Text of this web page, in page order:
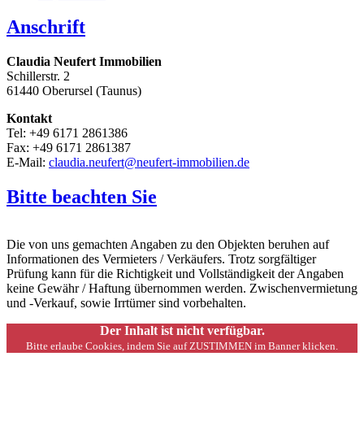
Anschrift
Claudia Neufert Immobilien
Schillerstr. 2
61440 Oberursel (Taunus)
Kontakt
Tel: +49 6171 2861386
Fax: +49 6171 2861387
E-Mail: claudia.neufert@neufert-immobilien.de
Bitte beachten Sie
Die von uns gemachten Angaben zu den Objekten beruhen auf
Informationen des Vermieters / Verkäufers. Trotz sorgfältiger
Prüfung kann für die Richtigkeit und Vollständigkeit der Angaben
keine Gewähr / Haftung übernommen werden. Zwischenvermietung
und -Verkauf, sowie Irrtümer sind vorbehalten.
Der Inhalt ist nicht verfügbar.
Bitte erlaube Cookies, indem Sie auf ZUSTIMMEN im Banner klicken.